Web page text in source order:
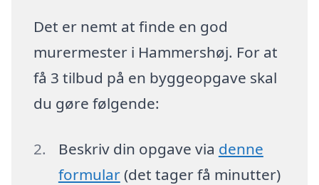
Det er nemt at finde en god
murermester i Hammershøj. For at
få 3 tilbud på en byggeopgave skal
du gøre følgende:
Beskriv din opgave via denne
formular(det tager få minutter)